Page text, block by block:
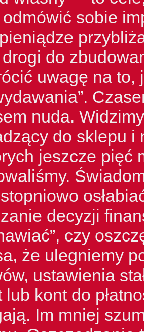
sobie
drogi do
uwagę na to,
nuda.
do sklepu i
jeszcze pięć
decyzji
czy
że ulegniemy
ustawienia
lub kont do
Im mniej